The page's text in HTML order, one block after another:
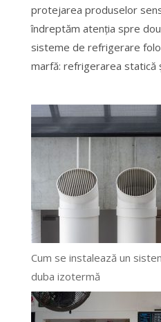
protejarea produselor
îndreptăm atenția spre
sisteme de refrigerare
marfă: refrigerarea statică
Cum se instalează un
duba izotermă